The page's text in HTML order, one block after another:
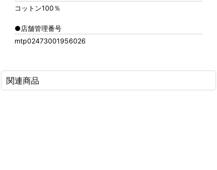
コットン100％
●店舗管理番号
mtp02473001956026
関連商品